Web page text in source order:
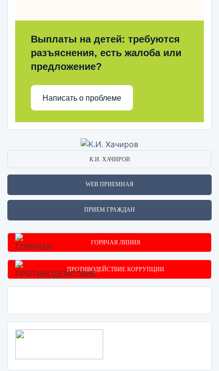
Выплаты на детей: требуются
разъяснения, есть жалоба или
предложение?
Написать о проблеме
К.И. ХАЧИРОВ
WEB ПРИЕМНАЯ
ПРИЕМ ГРАЖДАН
ГОРЯЧАЯ ЛИНИЯ
ПРОТИВОДЕЙСТВИЕ КОРРУПЦИИ